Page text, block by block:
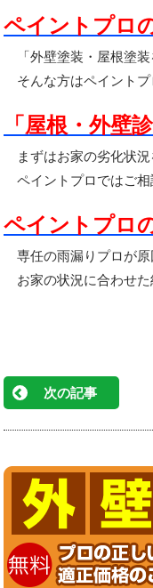
ペイントプロ
「外壁塗装・屋根塗装
そんな方はペイントプ
「屋根・外壁
まずはお家の劣化状況
ペイントプロではご相
ペイントプロ
専任の雨漏りプロが原
お家の状況に合わせた
次の記事